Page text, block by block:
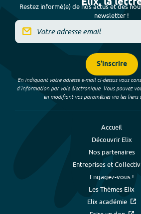
Restez informé(e) de nos actus et des
newsletter !
S'inscrire
En indiquant votre adresse e-mail ci-dessus vous
d’information par voie électronique. Vous pouvez
en modifiant vos paramètres via les liens
Accueil
Découvrir Elix
Nos partenaires
Entreprises et
Engagez-vous !
Les Thèmes Elix
Elix académie